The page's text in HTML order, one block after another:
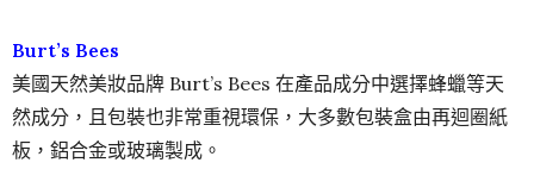
Burt’s Bees
美國天然美妝品牌 Burt’s Bees 在產品成分中選擇蜂蠟等天
然成分，且包裝也非常重視環保，大多數包裝盒由再迴圈紙
板，鋁合金或玻璃製成。